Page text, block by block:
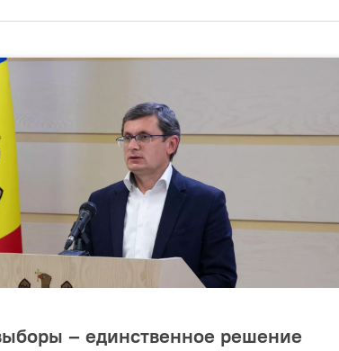
– единственное решение